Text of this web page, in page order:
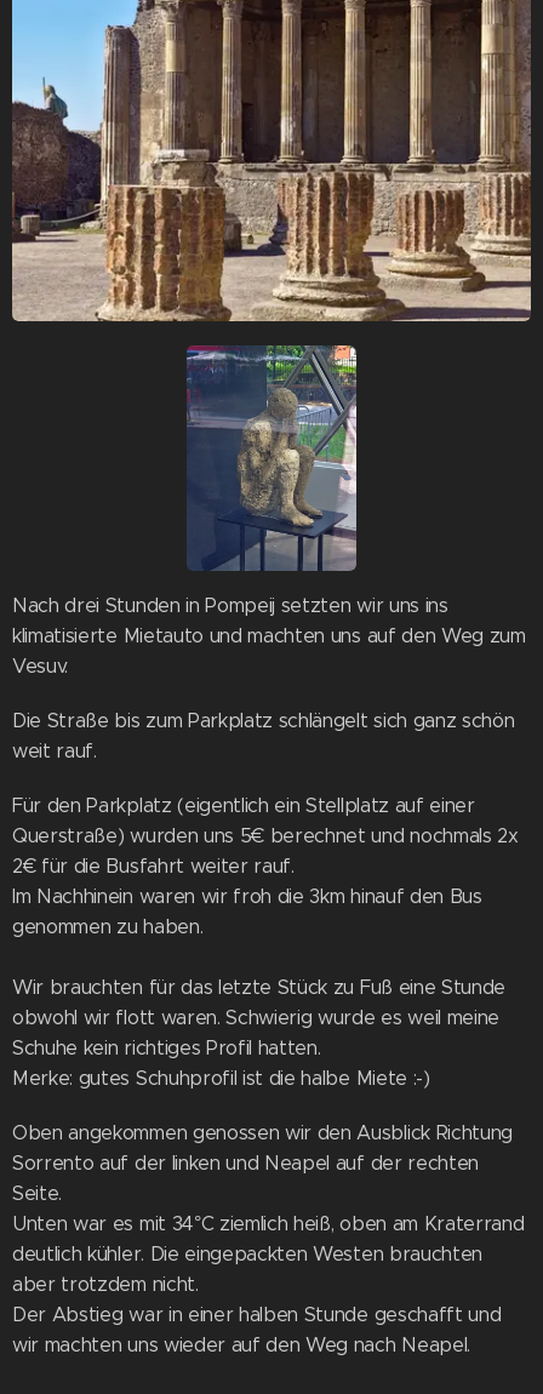
Nach drei Stunden in Pompeij setzten wir uns ins
klimatisierte Mietauto und machten uns auf den Weg zum
Vesuv.
Die Straße bis zum Parkplatz schlängelt sich ganz schön
weit rauf.
Für den Parkplatz (eigentlich ein Stellplatz auf einer
Querstraße) wurden uns 5€ berechnet und nochmals 2x
2€ für die Busfahrt weiter rauf.
Im Nachhinein waren wir froh die 3km hinauf den Bus
genommen zu haben.
Wir brauchten für das letzte Stück zu Fuß eine Stunde
obwohl wir flott waren. Schwierig wurde es weil meine
Schuhe kein richtiges Profil hatten.
Merke: gutes Schuhprofil ist die halbe Miete :-)
Oben angekommen genossen wir den Ausblick Richtung
Sorrento auf der linken und Neapel auf der rechten
Seite.
Unten war es mit 34°C ziemlich heiß, oben am Kraterrand
deutlich kühler. Die eingepackten Westen brauchten
aber trotzdem nicht.
Der Abstieg war in einer halben Stunde geschafft und
wir machten uns wieder auf den Weg nach Neapel.